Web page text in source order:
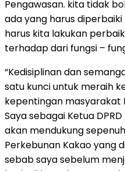
Pengawasan. kita tidak
ada yang harus
harus kita lakukan
terhadap dari fungsi –
“Kedisiplinan dan
satu kunci untuk meraih
kepentingan masyarakat
Saya sebagai Ketua
akan mendukung
Perkebunan Kakao yang
sebab saya sebelum